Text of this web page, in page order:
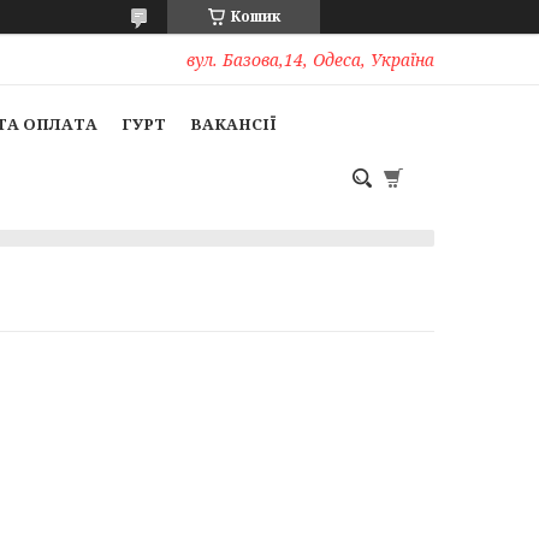
Кошик
вул. Базова,14, Одеса, Україна
ОПЛАТА ГУРТ ВАКАНСІЇ